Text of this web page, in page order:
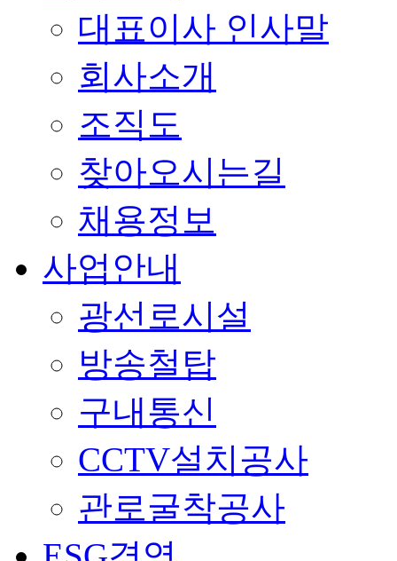
대표이사 인사말
회사소개
조직도
찾아오시는길
채용정보
사업안내
광선로시설
방송철탑
구내통신
CCTV설치공사
관로굴착공사